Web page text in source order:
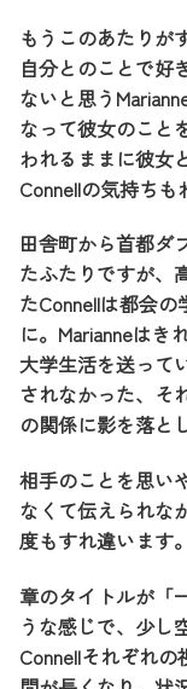
もうこのあたりが
自分とのことで好
ないと思う
なって彼女のこと
われるままに彼女
Connellの気持ちも
田舎町から首都ダ
たふたりですが、
たConnellは都会
に。Marianneはき
大学生活を送って
されなかった、そ
の関係に影を落と
相手のことを思い
なくて伝えられな
度もすれ違います
章のタイトルが「
うな感じで、少し
Connellそれぞれ